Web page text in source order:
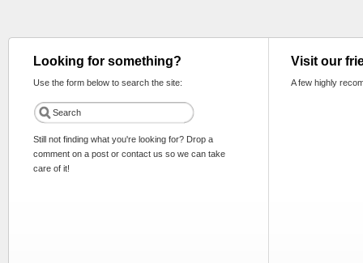
Looking for something?
Use the form below to search the site:
Still not finding what you're looking for? Drop a
comment on a post or contact us so we can take
care of it!
Visit our
A few highly